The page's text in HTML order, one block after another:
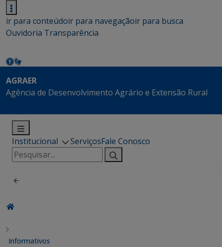
ir para conteúdoir para navegaçãoir para busca
Ouvidoria Transparência
AGRAER
Agência de Desenvolvimento Agrário e Extensão Rural
Institucional ServiçosFale Conosco
Pesquisar
por:
Informativos